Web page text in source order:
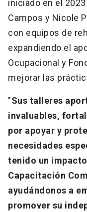
iniciado en el
Campos y Nicole
con equipos de
expandiendo el
Ocupacional y
mejorar las
"Sus talleres
invaluables,
por apoyar y
necesidades
tenido un
Capacitación
ayudándonos a
promover su